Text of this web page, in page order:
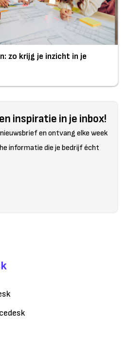
zo krijg je inzicht in je
inspiratie in je inbox!
en ontvang elke week
informatie die je bedrijf écht